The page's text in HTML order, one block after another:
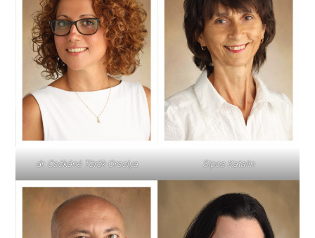
dr. Csókáné Török Orsolya Sipos Katalin